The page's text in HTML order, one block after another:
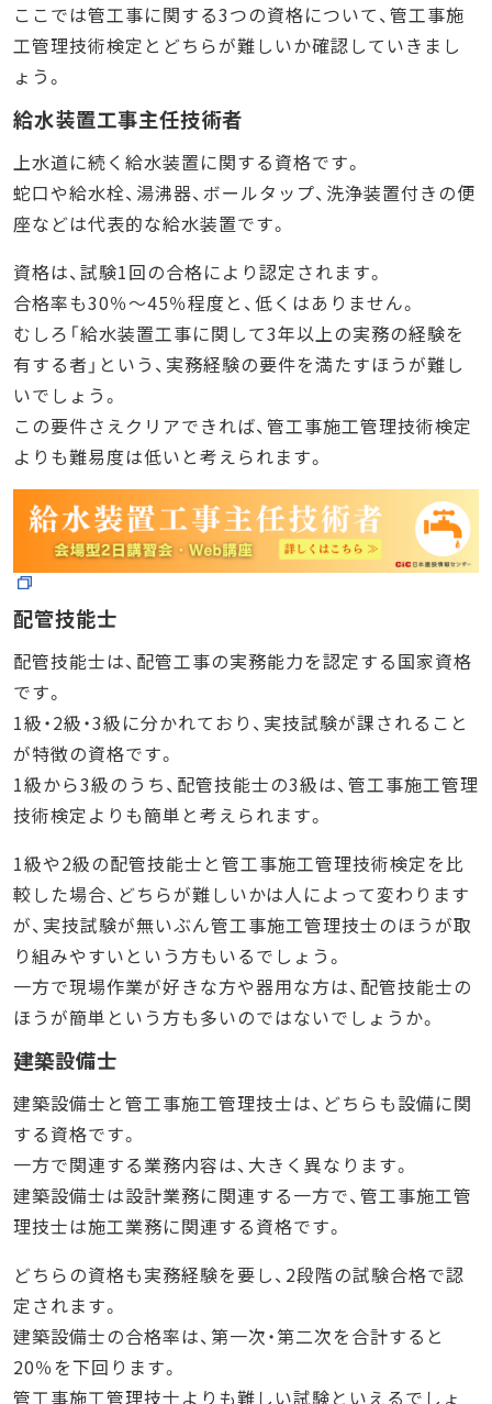
ここでは管工事に関する3つの資格について、管工事施
工管理技術検定とどちらが難しいか確認していきまし
ょう。
給水装置工事主任技術者
上水道に続く給水装置に関する資格です。
蛇口や給水栓、湯沸器、ボールタップ、洗浄装置付きの便
座などは代表的な給水装置です。
資格は、試験1回の合格により認定されます。
合格率も30％～45％程度と、低くはありません。
むしろ「給水装置工事に関して3年以上の実務の経験を
有する者」という、実務経験の要件を満たすほうが難し
いでしょう。
この要件さえクリアできれば、管工事施工管理技術検定
よりも難易度は低いと考えられます。
配管技能士
配管技能士は、配管工事の実務能力を認定する国家資格
です。
1級・2級・3級に分かれており、実技試験が課されること
が特徴の資格です。
1級から3級のうち、配管技能士の3級は、管工事施工管理
技術検定よりも簡単と考えられます。
1級や2級の配管技能士と管工事施工管理技術検定を比
較した場合、どちらが難しいかは人によって変わります
が、実技試験が無いぶん管工事施工管理技士のほうが取
り組みやすいという方もいるでしょう。
一方で現場作業が好きな方や器用な方は、配管技能士の
ほうが簡単という方も多いのではないでしょうか。
建築設備士
建築設備士と管工事施工管理技士は、どちらも設備に関
する資格です。
一方で関連する業務内容は、大きく異なります。
建築設備士は設計業務に関連する一方で、管工事施工管
理技士は施工業務に関連する資格です。
どちらの資格も実務経験を要し、2段階の試験合格で認
定されます。
建築設備士の合格率は、第一次・第二次を合計すると
20％を下回ります。
管工事施工管理技士よりも難しい試験といえるでしょ